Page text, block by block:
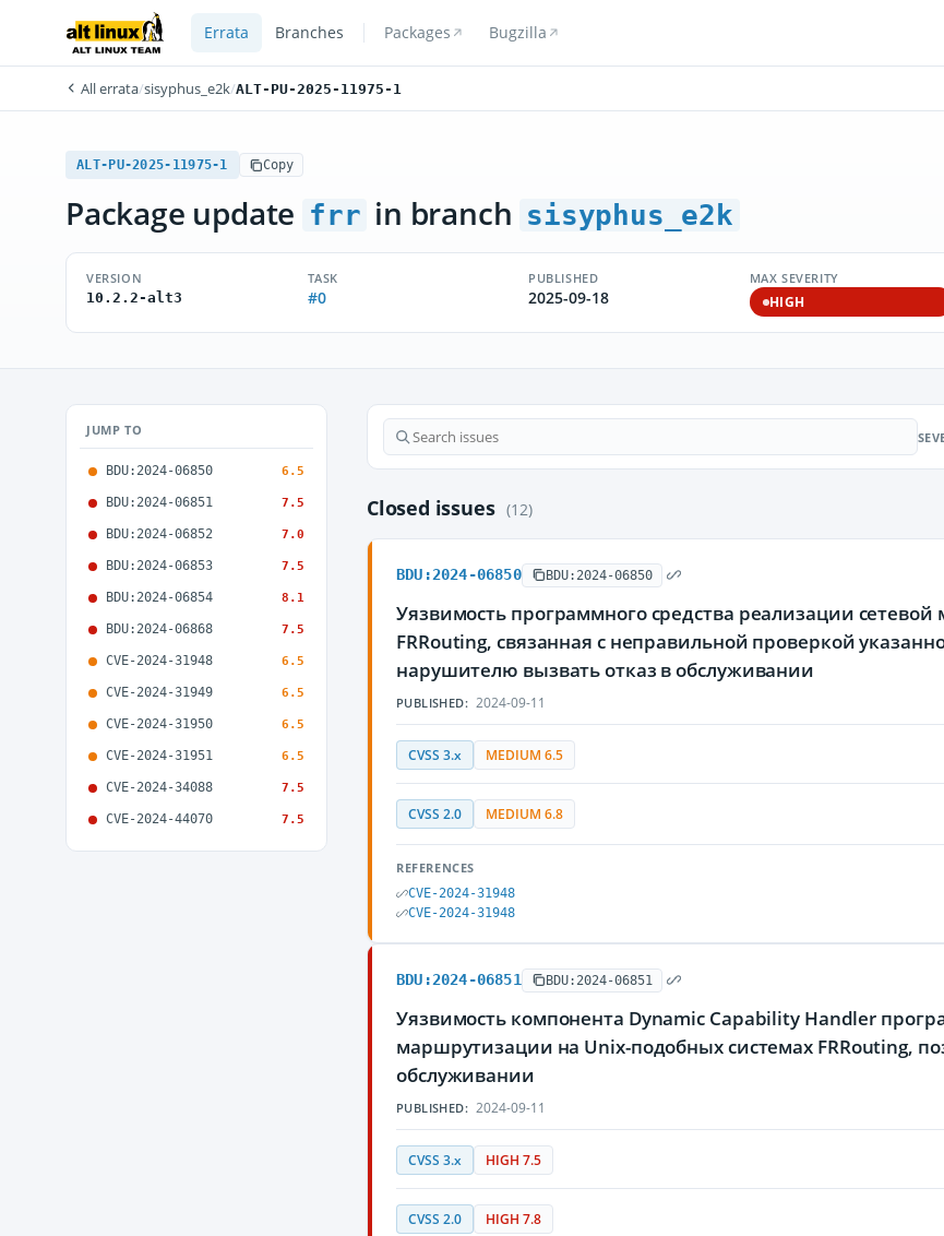
Errata Branches Packages Bugzilla
All errata/sisyphus_e2k/ALT-PU-2025-11975-1
ALT-PU-2025-11975-1 Copy
Package update frr in branch sisyphus_e2k
VERSION
10.2.2-alt3
TASK
#0
PUBLISHED
2025-09-18
MAX SEVERITY
HIGH
JUMP TO
BDU:2024-06850 6.5
BDU:2024-06851 7.5
BDU:2024-06852 7.0
BDU:2024-06853 7.5
BDU:2024-06854 8.1
BDU:2024-06868 7.5
CVE-2024-31948 6.5
CVE-2024-31949 6.5
CVE-2024-31950 6.5
CVE-2024-31951 6.5
CVE-2024-34088 7.5
CVE-2024-44070 7.5
Closed issues (12)
BDU:2024-06850 BDU:2024-06850
Уязвимость программного средства реализации
FRRouting, связанная с неправильной проверкой
нарушителю вызвать отказ в обслуживании
PUBLISHED: 2024-09-11
CVSS 3.x MEDIUM 6.5
CVSS 2.0 MEDIUM 6.8
REFERENCES
CVE-2024-31948
CVE-2024-31948
BDU:2024-06851 BDU:2024-06851
Уязвимость компонента Dynamic Capability Handler
маршрутизации на Unix-подобных системах FRRouting,
обслуживании
PUBLISHED: 2024-09-11
CVSS 3.x HIGH 7.5
CVSS 2.0 HIGH 7.8